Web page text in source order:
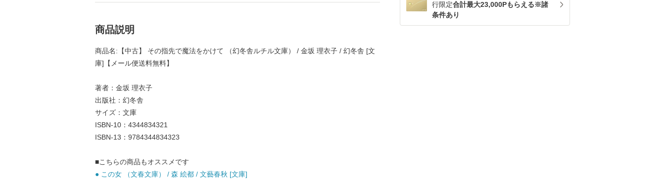
行限定合計最大23,000Pもらえる※諸
条件あり
商品説明
商品名:【中古】 その指先で魔法をかけて （幻冬舎ルチル文庫） / 金坂 理衣子 / 幻冬舎 [文
庫]【メール便送料無料】
著者：金坂 理衣子
出版社：幻冬舎
サイズ：文庫
ISBN-10：4344834321
ISBN-13：9784344834323
■こちらの商品もオススメです
● この女 （文春文庫） / 森 絵都 / 文藝春秋 [文庫]